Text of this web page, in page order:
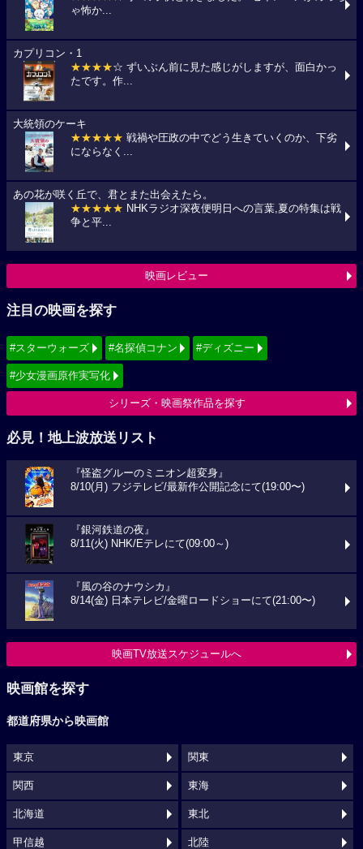
ゃ怖か...
カプリコン・1
★★★★☆ ずいぶん前に見た感じがしますが、面白かっ
たです。作...
大統領のケーキ
★★★★★ 戦禍や圧政の中でどう生きていくのか、下劣
にならなく...
あの花が咲く丘で、君とまた出会えたら。
★★★★★ NHKラジオ深夜便明日への言葉,夏の特集は戦
争と平...
映画レビュー
注目の映画を探す
#スターウォーズ #名探偵コナン #ディズニー
#少女漫画原作実写化
シリーズ・映画祭作品を探す
必見！地上波放送リスト
『怪盗グルーのミニオン超変身』
8/10(月) フジテレビ/最新作公開記念にて(19:00〜)
『銀河鉄道の夜』
8/11(火) NHK/Eテレにて(09:00～)
『風の谷のナウシカ』
8/14(金) 日本テレビ/金曜ロードショーにて(21:00〜)
映画TV放送スケジュールへ
映画館を探す
都道府県から映画館
東京 関東
関西 東海
北海道 東北
甲信越 北陸